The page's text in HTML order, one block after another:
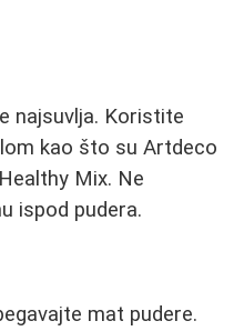
najsuvlja. Koristite
kao što su Artdeco
Mix. Ne
ispod pudera.
mat pudere.